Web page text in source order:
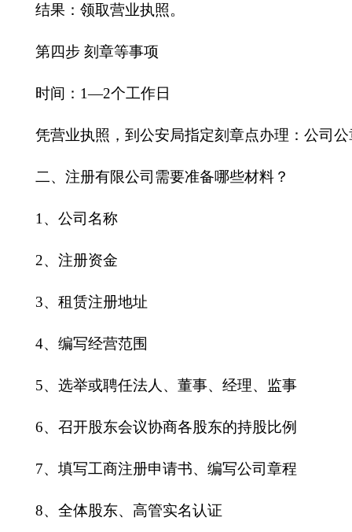
结果：领取营业执照。
第四步 刻章等事项
时间： 1—2个工作日
凭营业执照，到公安局指定刻章点办理：公司
二、注册有限公司需要准备哪些材料？
1、公司名称
2、注册资金
3、租赁注册地址
4、编写经营范围
5、选举或聘任法人、董事、经理、监事
6、召开股东会议协商各股东的持股比例
7、填写工商注册申请书、编写公司章程
8、全体股东、高管实名认证